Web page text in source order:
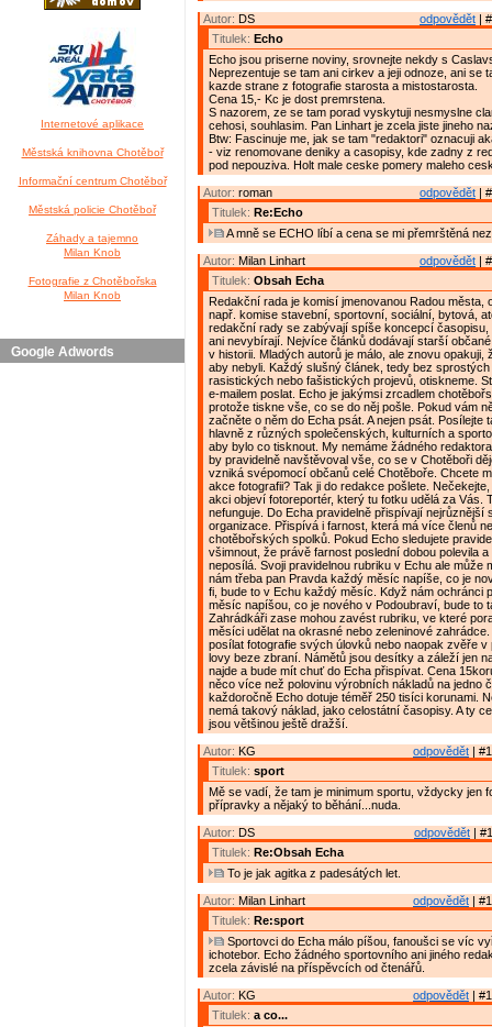
Internetové aplikace
Městská knihovna Chotěboř
Informační centrum Chotěboř
Městská policie Chotěboř
Záhady a tajemno
Milan Knob
Fotografie z Chotěbořska
Milan Knob
Google Adwords
odpovědět |
Autor: DS
Titulek: Echo
Echo jsou priserne noviny, srovnejte nekdy s
Neprezentuje se tam ani cirkev a jeji odnoze, ani se
kazde strane z fotografie starosta a mistostarosta.
Cena 15,- Kc je dost premrstena.
S nazorem, ze se tam porad vyskytuji nesmyslne
cehosi, souhlasim. Pan Linhart je zcela jiste jineho
Btw: Fascinuje me, jak se tam "redaktori" oznacuji
- viz renomovane deniky a casopisy, kde zadny z
pod nepouziva. Holt male ceske pomery maleho
odpovědět |
Autor: roman
Titulek: Re:Echo
A mně se ECHO líbí a cena se mi přemrštěná
odpovědět |
Autor: Milan Linhart
Titulek: Obsah Echa
Redakční rada je komisí jmenovanou Radou města,
např. komise stavební, sportovní, sociální, bytová,
redakční rady se zabývají spíše koncepcí časopisu,
ani nevybírají. Nejvíce článků dodávají starší
v historii. Mladých autorů je málo, ale znovu opakuji,
aby nebyli. Každý slušný článek, tedy bez
rasistických nebo fašistických projevů, otiskneme.
e-mailem poslat. Echo je jakýmsi zrcadlem
protože tiskne vše, co se do něj pošle. Pokud vám
začněte o něm do Echa psát. A nejen psát. Posílejte
hlavně z různých společenských, kulturních a
aby bylo co tisknout. My nemáme žádného
by pravidelně navštěvoval vše, co se v Chotěboři
vzniká svépomocí občanů celé Chotěboře. Chcete
akce fotografii? Tak ji do redakce pošlete.
akci objeví fotoreportér, který tu fotku udělá za Vás.
nefunguje. Do Echa pravidelně přispívají nejrůznější
organizace. Přispívá i farnost, která má více členů
chotěbořských spolků. Pokud Echo sledujete
všimnout, že právě farnost poslední dobou polevila
neposílá. Svoji pravidelnou rubriku v Echu ale může
nám třeba pan Pravda každý měsíc napíše, co je
fi, bude to v Echu každý měsíc. Když nám ochránci
měsíc napíšou, co je nového v Podoubraví, bude to
Zahrádkáři zase mohou zavést rubriku, ve které
měsíci udělat na okrasné nebo zeleninové
posílat fotografie svých úlovků nebo naopak zvěře v
lovy beze zbraní. Námětů jsou desítky a záleží jen
najde a bude mít chuť do Echa přispívat. Cena
něco více než polovinu výrobních nákladů na jedno
každoročně Echo dotuje téměř 250 tisíci korunami.
nemá takový náklad, jako celostátní časopisy. A ty
jsou většinou ještě dražší.
odpovědět |
Autor: KG
Titulek: sport
Mě se vadí, že tam je minimum sportu, vždycky jen
přípravky a nějaký to běhání...nuda.
odpovědět |
Autor: DS
Titulek: Re:Obsah Echa
To je jak agitka z padesátých let.
odpovědět |
Autor: Milan Linhart
Titulek: Re:sport
Sportovci do Echa málo píšou, fanoušci se víc
ichotebor. Echo žádného sportovního ani jiného
zcela závislé na příspěvcích od čtenářů.
odpovědět |
Autor: KG
Titulek: a co...